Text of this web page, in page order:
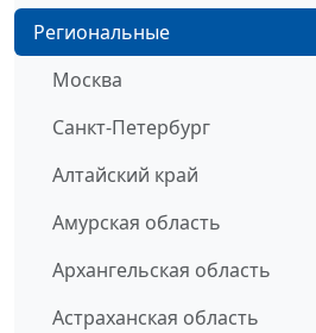
Региональные
Москва
Санкт-Петербург
Алтайский край
Амурская область
Архангельская область
Астраханская область